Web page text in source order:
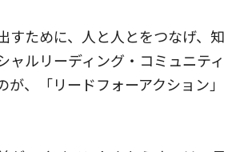
すために、人と人とをつなげ、知
ャルリーディング・コミュニティ
が、「リードフォーアクション」